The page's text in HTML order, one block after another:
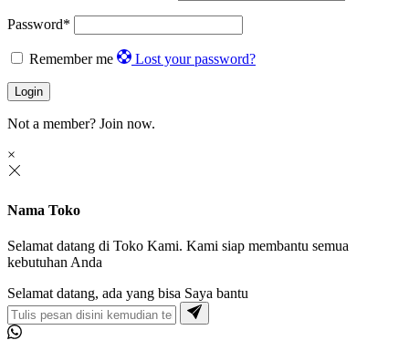
Password*
Remember me Lost your password?
Login
Not a member? Join now.
×
Nama Toko
Selamat datang di Toko Kami. Kami siap membantu semua
kebutuhan Anda
Selamat datang, ada yang bisa Saya bantu